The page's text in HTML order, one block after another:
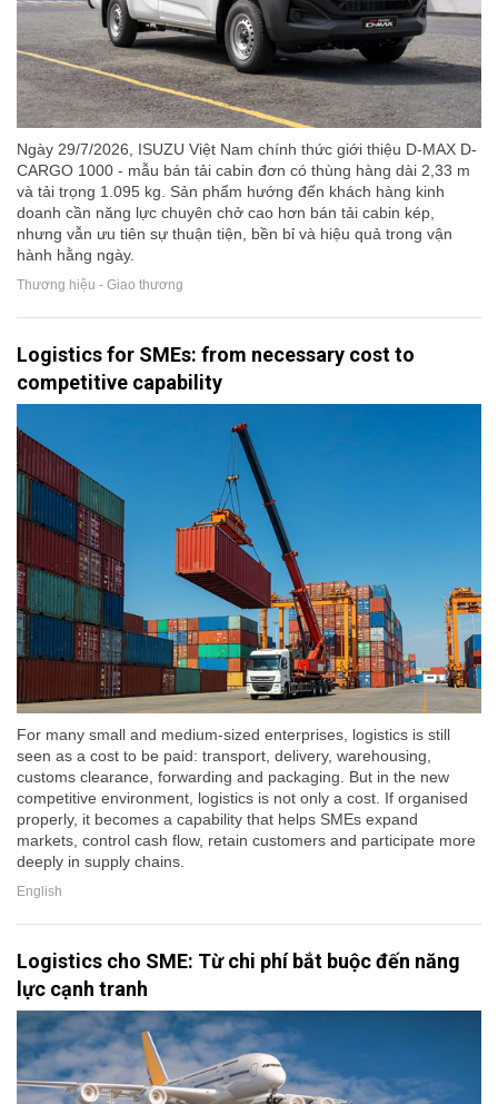
Ngày 29/7/2026, ISUZU Việt Nam chính thức giới thiệu D-MAX D-
CARGO 1000 - mẫu bán tải cabin đơn có thùng hàng dài 2,33 m
và tải trọng 1.095 kg. Sản phẩm hướng đến khách hàng kinh
doanh cần năng lực chuyên chở cao hơn bán tải cabin kép,
nhưng vẫn ưu tiên sự thuận tiện, bền bỉ và hiệu quả trong vận
hành hằng ngày.
Thương hiệu - Giao thương
Logistics for SMEs: from necessary cost to
competitive capability
For many small and medium-sized enterprises, logistics is still
seen as a cost to be paid: transport, delivery, warehousing,
customs clearance, forwarding and packaging. But in the new
competitive environment, logistics is not only a cost. If organised
properly, it becomes a capability that helps SMEs expand
markets, control cash flow, retain customers and participate more
deeply in supply chains.
English
Logistics cho SME: Từ chi phí bắt buộc đến năng
lực cạnh tranh